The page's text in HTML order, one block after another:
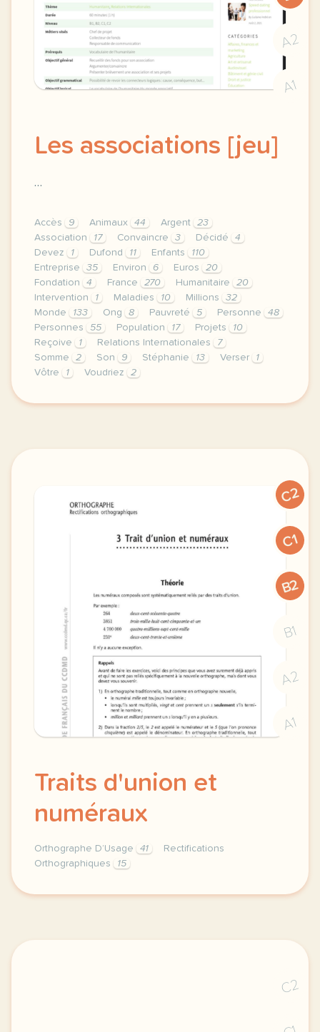
A2
A1
Les associations [jeu]
…
Accès 9 Animaux 44 Argent
23
Association
17 Convaincre 3 Décidé
4
Devez
1 Dufond 11 Enfants
110
Entreprise
35 Environ 6 Euros
20
Fondation
4 France 270 Humanitaire
20
Intervention
1 Maladies 10 Millions
32
Monde
133 Ong 8 Pauvreté 5 Personne
48
Personnes
55 Population 17 Projets
10
Reçoive
1 Relations Internationales
7
Somme
2 Son 9 Stéphanie 13 Verser
1
Vôtre
1 Voudriez 2
theme humanitaire relations internationales
C2
C1
B2
B1
A2
A1
Traits d'union et
numéraux
Orthographe D’Usage 41
Rectifications
Orthographiques
15
trait d union orthographe et numeraux
C2